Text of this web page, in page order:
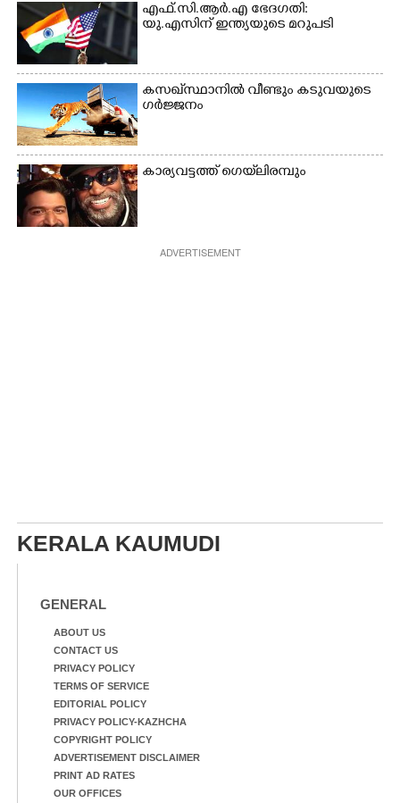
എഫ്.സി.ആർ.എ ഭേദഗതി:
യു.എസിന് ഇന്ത്യയുടെ മറുപടി
കസഖ്‌സ്ഥാനിൽ വീണ്ടും കടുവയുടെ
ഗർജ്ജനം
കാര്യവട്ടത്ത് ഗെയ്‌ലിരമ്പും
ADVERTISEMENT
KERALA KAUMUDI
GENERAL
ABOUT US
CONTACT US
PRIVACY POLICY
TERMS OF SERVICE
EDITORIAL POLICY
PRIVACY POLICY-KAZHCHA
COPYRIGHT POLICY
ADVERTISEMENT DISCLAIMER
PRINT AD RATES
OUR OFFICES